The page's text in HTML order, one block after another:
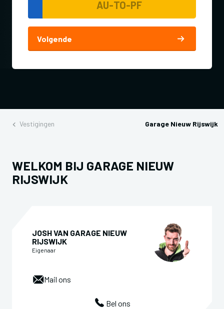
Volgende
Vestigingen Garage Nieuw Rijswijk
WELKOM BIJ GARAGE NIEUW
RIJSWIJK
JOSH VAN GARAGE NIEUW
RIJSWIJK
Eigenaar
Mail ons
Bel ons